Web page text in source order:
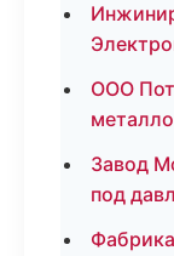
ООО
Завод
под